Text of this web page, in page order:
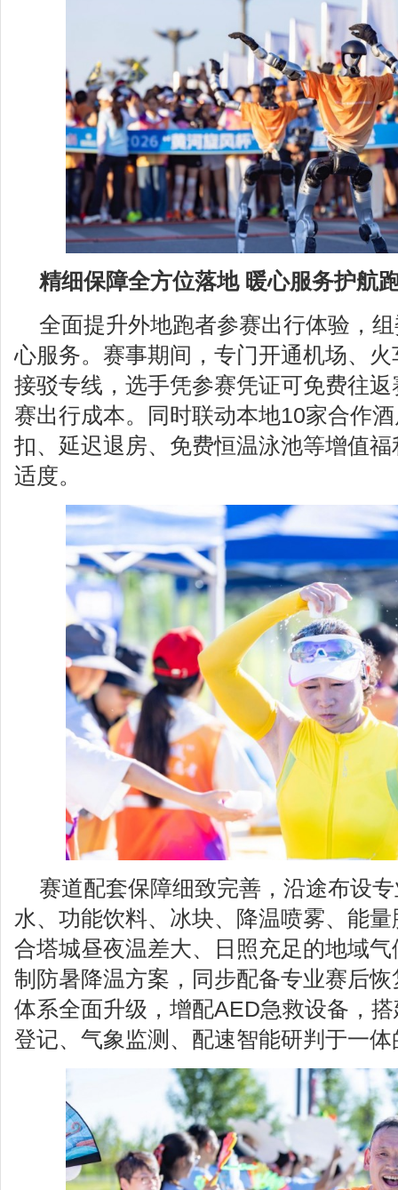
精细保障全方位落地 暖心服务护航
全面提升外地跑者参赛出行体验，
心服务。赛事期间，专门开通机场、
接驳专线，选手凭参赛凭证可免费往
赛出行成本。同时联动本地10家合作
扣、延迟退房、免费恒温泳池等增值
适度。
赛道配套保障细致完善，沿途布设
水、功能饮料、冰块、降温喷雾、能
合塔城昼夜温差大、日照充足的地域
制防暑降温方案，同步配备专业赛后
体系全面升级，增配AED急救设备，
登记、气象监测、配速智能研判于一